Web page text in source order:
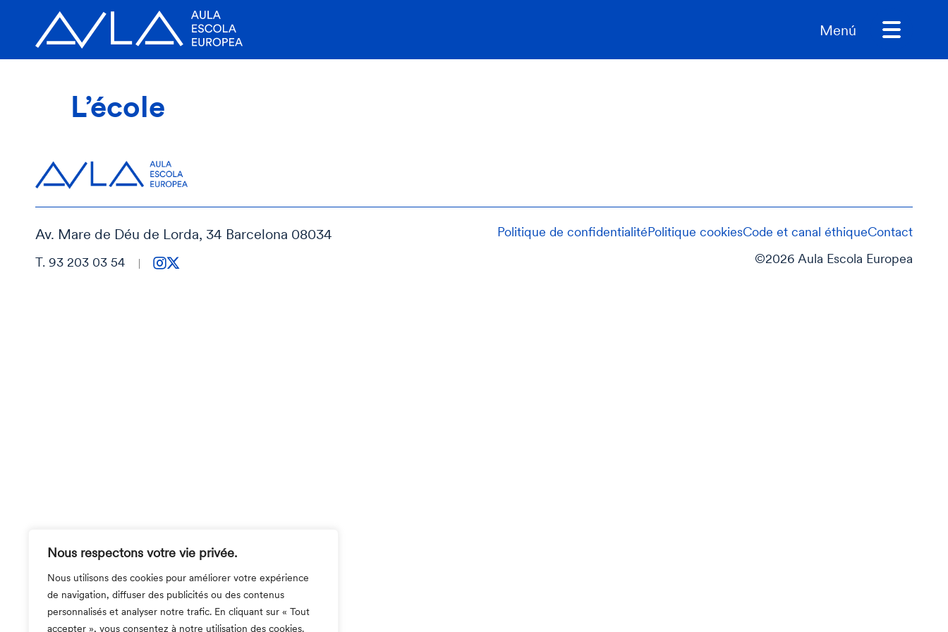
Nous respectons votre vie privée.
Nous utilisons des cookies pour améliorer votre expérience
de navigation, diffuser des publicités ou des contenus
personnalisés et analyser notre trafic. En cliquant sur « Tout
accepter », vous consentez à notre utilisation des cookies.
Menú
L’école
Av. Mare de Déu de Lorda, 34 Barcelona 08034
T. 93 203 03 54
Politique de confidentialitéPolitique cookiesCode et canal éthiqueContact
©2026 Aula Escola Europea